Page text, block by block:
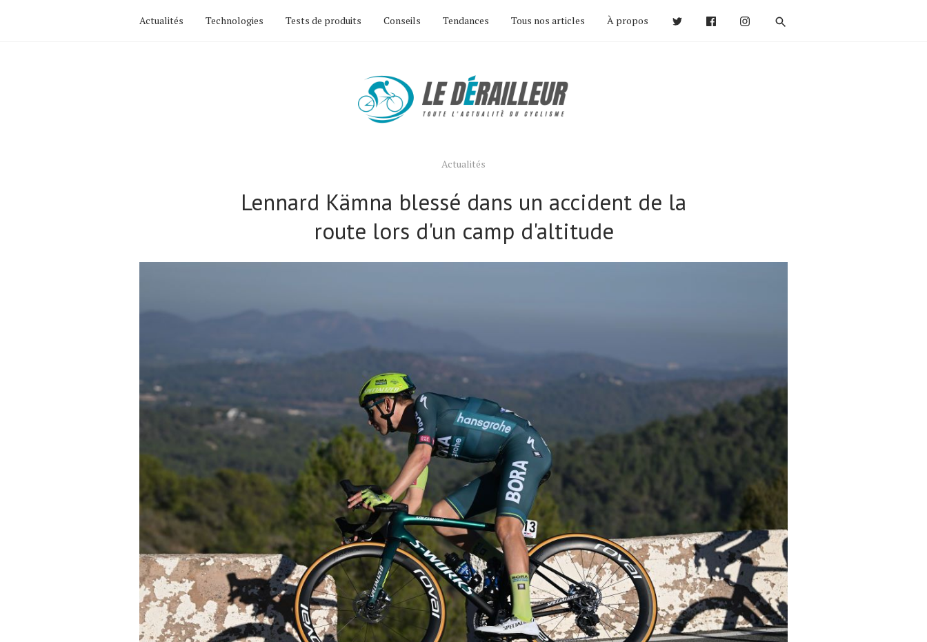
Actualités Technologies Tests de produits Conseils Tendances Tous nos articles À propos
Actualités
Lennard Kämna blessé dans un accident de la
route lors d'un camp d'altitude